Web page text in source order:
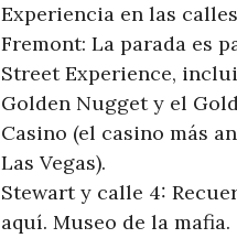
Experiencia en las
Fremont: La parada es
Street Experience,
Golden Nugget y el
Casino (el casino más
Las Vegas).
Stewart y calle 4:
aquí. Museo de la mafia.